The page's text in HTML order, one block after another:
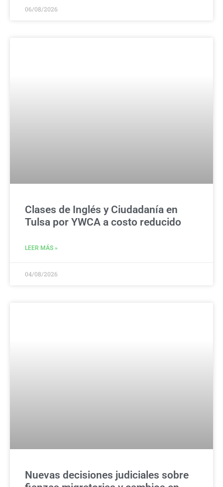
06/08/2026
Clases de Inglés y Ciudadanía en
Tulsa por YWCA a costo reducido
LEER MÁS »
04/08/2026
Nuevas decisiones judiciales sobre